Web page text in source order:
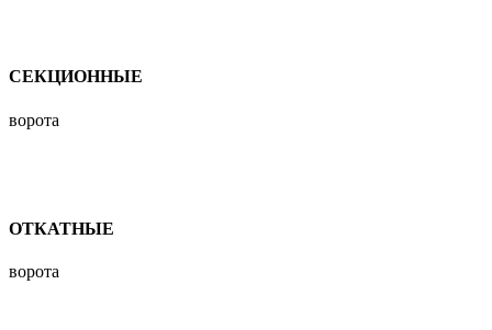
СЕКЦИОННЫЕ
ворота
ОТКАТНЫЕ
ворота